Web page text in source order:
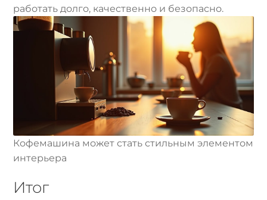
работать долго, качественно и безопасно.
Кофемашина может стать стильным элементом
интерьера
Итог